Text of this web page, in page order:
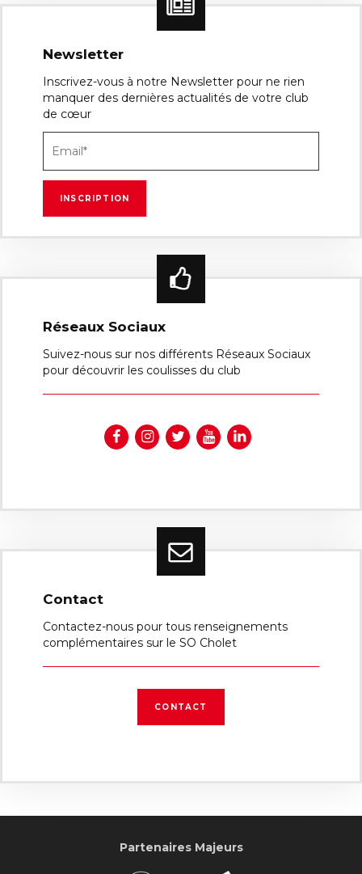
Newsletter
Inscrivez-vous à notre Newsletter pour ne rien
manquer des dernières actualités de votre club
de cœur
Réseaux Sociaux
Suivez-nous sur nos différents Réseaux Sociaux
pour découvrir les coulisses du club
Contact
Contactez-nous pour tous renseignements
complémentaires sur le SO Cholet
CONTACT
Partenaires Majeurs